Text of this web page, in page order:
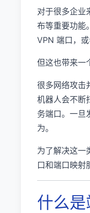
对于很多企业
布等重要功能
VPN 端口，
但这也带来一
很多网络攻击
机器人会不断
务端口。一旦
为。
为了解决这一
口和端口映射
什么是